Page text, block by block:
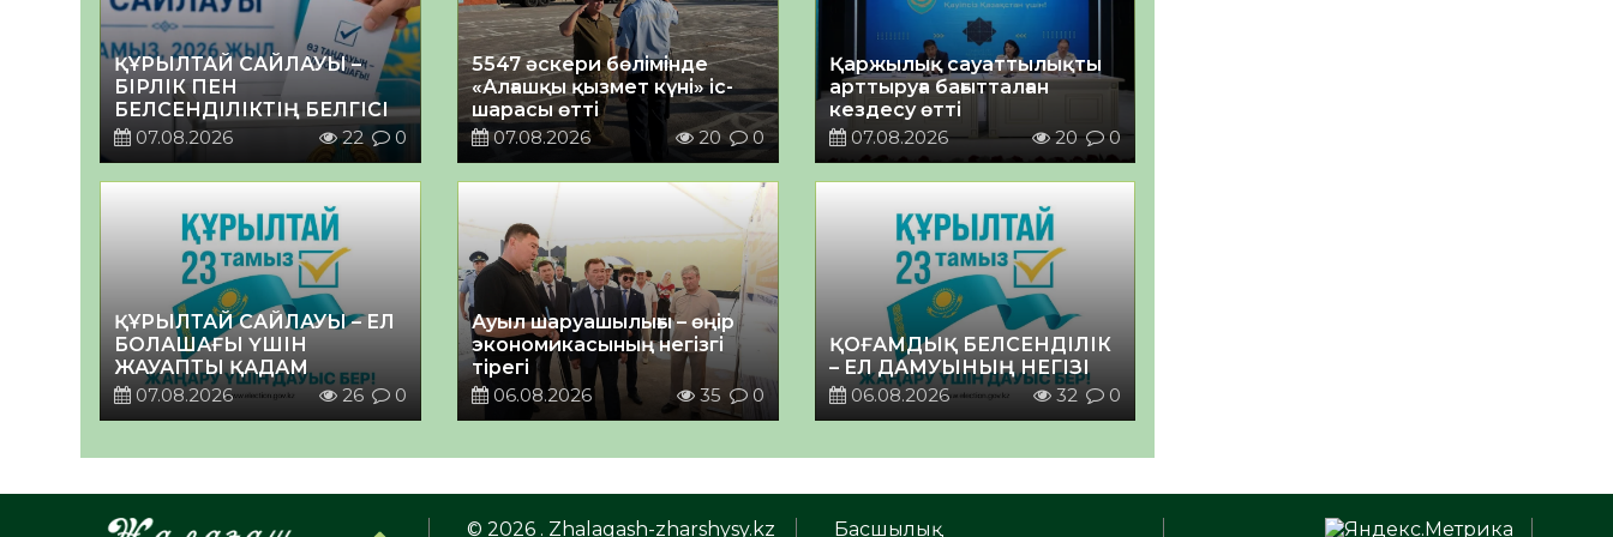
ҚҰРЫЛТАЙ САЙЛАУЫ –
БІРЛІК ПЕН
БЕЛСЕНДІЛІКТІҢ БЕЛГІСІ
07.08.2026
22 0
5547 әскери бөлімінде
«Алғашқы қызмет күні» іс-
шарасы өтті
07.08.2026
20 0
Қаржылық сауаттылықты
арттыруға бағытталған
кездесу өтті
07.08.2026
20 0
ҚҰРЫЛТАЙ САЙЛАУЫ – ЕЛ
БОЛАШАҒЫ ҮШІН
ЖАУАПТЫ ҚАДАМ
07.08.2026
26 0
Ауыл шаруашылығы – өңір
экономикасының негізгі
тірегі
06.08.2026
35 0
ҚОҒАМДЫҚ БЕЛСЕНДІЛІК
– ЕЛ ДАМУЫНЫҢ НЕГІЗІ
06.08.2026
32 0
© 2026 . Zhalagash-zharshysy.kz Басшылық